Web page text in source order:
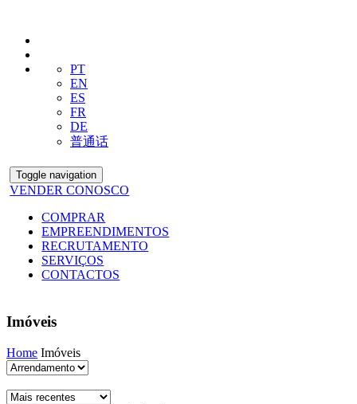
PT
EN
ES
FR
DE
普通话
Toggle navigation
VENDER CONOSCO
COMPRAR
EMPREENDIMENTOS
RECRUTAMENTO
SERVIÇOS
CONTACTOS
Imóveis
Home Imóveis